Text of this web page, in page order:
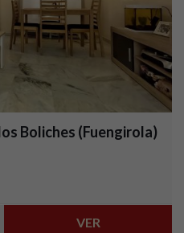
Boliches (Fuengirola)
VER